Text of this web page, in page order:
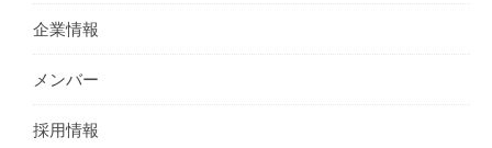
企業情報
メンバー
採用情報